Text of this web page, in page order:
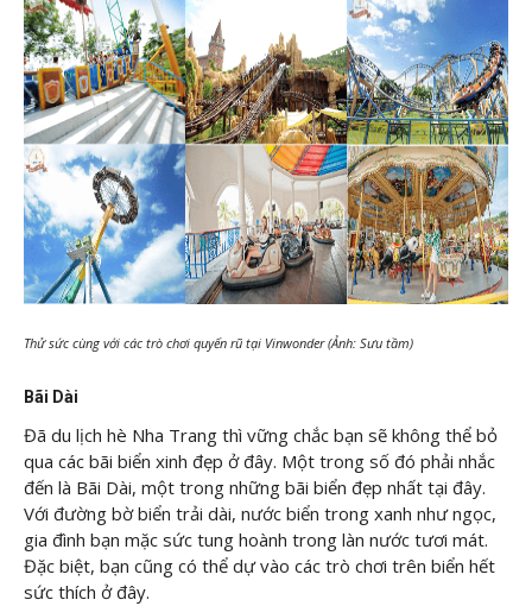
Thử sức cùng với các trò chơi quyến rũ tại Vinwonder (Ảnh: Sưu tầm)
Bãi Dài
Đã du lịch hè Nha Trang thì vững chắc bạn sẽ không thể bỏ
qua các bãi biển xinh đẹp ở đây. Một trong số đó phải nhắc
đến là Bãi Dài, một trong những bãi biển đẹp nhất tại đây.
Với đường bờ biển trải dài, nước biển trong xanh như ngọc,
gia đình bạn mặc sức tung hoành trong làn nước tươi mát.
Đặc biệt, bạn cũng có thể dự vào các trò chơi trên biển hết
sức thích ở đây.